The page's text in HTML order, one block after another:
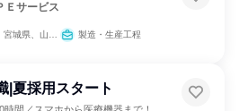
サービス
都府、広島県、長崎県、熊本県、大分県 製造・生産工程
|夏採用スタート